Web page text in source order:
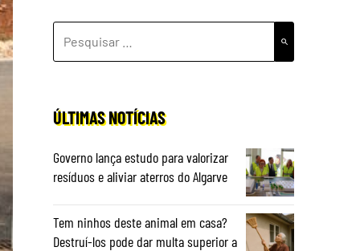
POR:
ÚLTIMAS NOTÍCIAS
Governo lança estudo para valorizar
resíduos e aliviar aterros do Algarve
Tem ninhos deste animal em casa?
Destruí-los pode dar multa superior a